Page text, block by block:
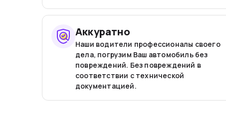
Аккуратно
Наши водители профессионалы своего
дела, погрузим Ваш автомобиль без
повреждений. Без повреждений в
соответствии с технической
документацией.